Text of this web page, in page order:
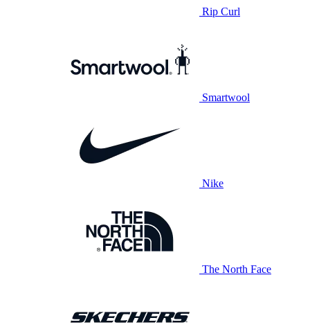
Rip Curl
Smartwool
Nike
The North Face